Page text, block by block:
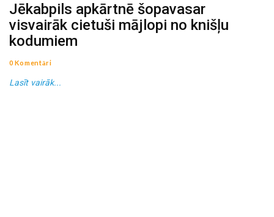
Jēkabpils apkārtnē šopavasar
visvairāk cietuši mājlopi no knišļu
kodumiem
0 Komentāri
Lasīt vairāk...